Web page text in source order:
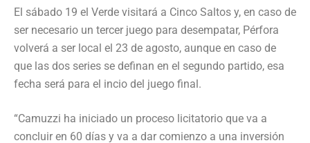
El sábado 19 el Verde visitará a Cinco Saltos y, en caso de
ser necesario un tercer juego para desempatar, Pérfora
volverá a ser local el 23 de agosto, aunque en caso de
que las dos series se definan en el segundo partido, esa
fecha será para el incio del juego final.
“Camuzzi ha iniciado un proceso licitatorio que va a
concluir en 60 días y va a dar comienzo a una inversión